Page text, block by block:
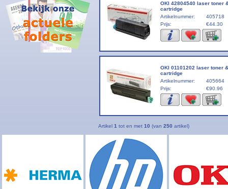
OKI 42804540 laser toner
cartridge
Artikelnummer:
405718
Prijs:
€44.30
OKI 01101202 laser toner &
cartridge
Artikelnummer:
405664
Prijs:
€90.96
Artikel 1 tot en met 10 (van 250 artikel)